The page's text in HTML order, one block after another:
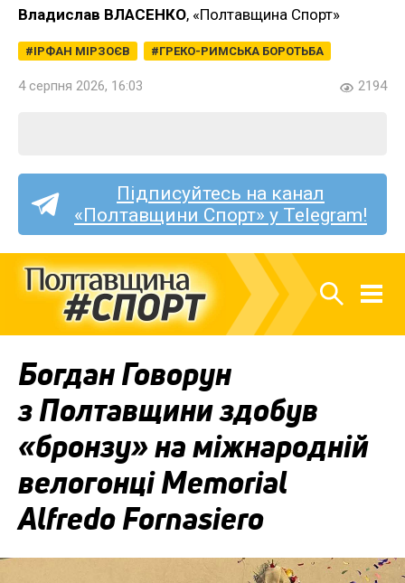
Владислав ВЛАСЕНКО, «Полтавщина Спорт»
ІРФАН МІРЗОЄВ ГРЕКО-РИМСЬКА БОРОТЬБА
4 серпня 2026, 16:03 2194
Підписуйтесь на канал
«Полтавщини Спорт» у Telegram!
Богдан Говорун
з Полтавщини здобув
«бронзу» на міжнародній
велогонці Memorial
Alfredo Fornasiero